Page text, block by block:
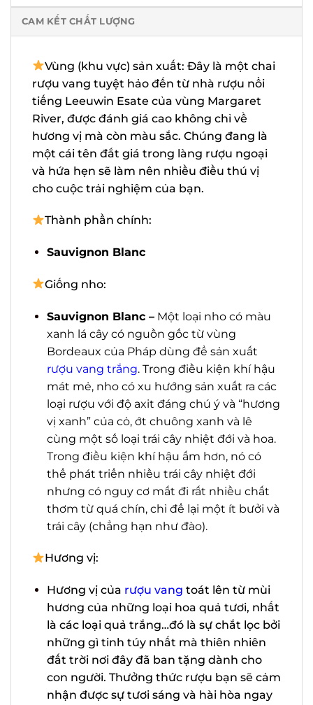
CAM KẾT CHẤT LƯỢNG
Vùng (khu vực) sản xuất: Đây là một
chai rượu vang tuyệt hảo đến từ nhà
rượu nổi tiếng Leeuwin Esate của vùng
Margaret River, được đánh giá cao không
chỉ về hương vị mà còn màu sắc. Chúng
đang là một cái tên đắt giá trong làng
rượu ngoại và hứa hẹn sẽ làm nên nhiều
điều thú vị cho cuộc trải nghiệm của bạn.
Thành phần chính:
Sauvignon Blanc
Giống nho:
Sauvignon Blanc –Một loại nho có
màu xanh lá cây có nguồn gốc từ vùng
Bordeaux của Pháp dùng để sản xuất
rượu vang trắng . Trong điều kiện khí
hậu mát mẻ, nho có xu hướng sản xuất
ra các loại rượu với độ axit đáng chú ý và
“hương vị xanh” của cỏ, ớt chuông xanh
và lê cùng một số loại trái cây nhiệt đới
và hoa. Trong điều kiện khí hậu ấm hơn,
nó có thể phát triển nhiều trái cây nhiệt
đới nhưng có nguy cơ mất đi rất nhiều
chất thơm từ quá chín, chỉ để lại một ít
bưởi và trái cây (chẳng hạn như đào).
Hương vị:
Hương vị của rượu vang toát lên từ mùi
hương của những loại hoa quả tươi,
nhất là các loại quả trắng…đó là sự
chắt lọc bởi những gì tinh túy nhất mà
thiên nhiên đất trời nơi đây đã ban
tặng dành cho con người. Thưởng thức
rượu bạn sẽ cảm nhận được sự tươi